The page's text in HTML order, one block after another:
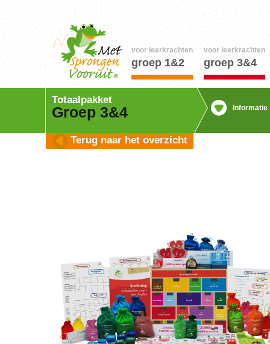
voor leerkrachten
groep 1&2
voor leerkrachten
groep 3&4
Totaalpakket
Groep 3&4
Terug naar het overzicht
Informatie